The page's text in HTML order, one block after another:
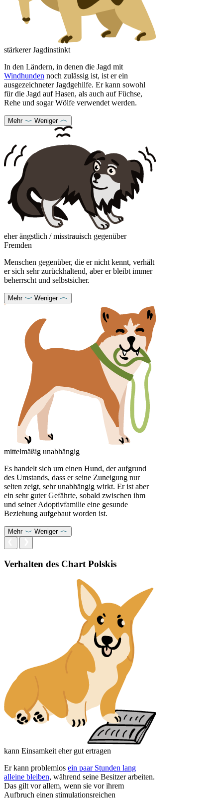
stärkerer Jagdinstinkt
In den Ländern, in denen die Jagd mit
Windhunden noch zulässig ist, ist er ein
ausgezeichneter Jagdgehilfe. Er kann sowohl
für die Jagd auf Hasen, als auch auf Füchse,
Rehe und sogar Wölfe verwendet werden.
Mehr Weniger
eher ängstlich / misstrauisch gegenüber
Fremden
Menschen gegenüber, die er nicht kennt, verhält
er sich sehr zurückhaltend, aber er bleibt immer
beherrscht und selbstsicher.
Mehr Weniger
mittelmäßig unabhängig
Es handelt sich um einen Hund, der aufgrund
des Umstands, dass er seine Zuneigung nur
selten zeigt, sehr unabhängig wirkt. Er ist aber
ein sehr guter Gefährte, sobald zwischen ihm
und seiner Adoptivfamilie eine gesunde
Beziehung aufgebaut worden ist.
Mehr Weniger
Verhalten des Chart Polskis
kann Einsamkeit eher gut ertragen
Er kann problemlos ein paar Stunden lang
alleine bleiben, während seine Besitzer arbeiten.
Das gilt vor allem, wenn sie vor ihrem
Aufbruch einen stimulationsreichen